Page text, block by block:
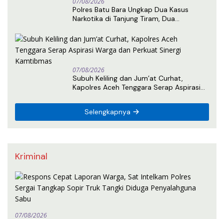
Polres Batu Bara Ungkap Dua Kasus
Narkotika di Tanjung Tiram, Dua
07/08/2026
Subuh Keliling dan Jum’at Curhat,
Kapolres Aceh Tenggara Serap Aspirasi
Selengkapnya
Kriminal
07/08/2026